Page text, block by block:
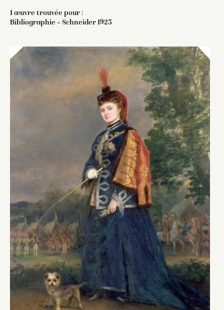
1 œuvre trouvée pour :
Bibliographie = Schneider 1923